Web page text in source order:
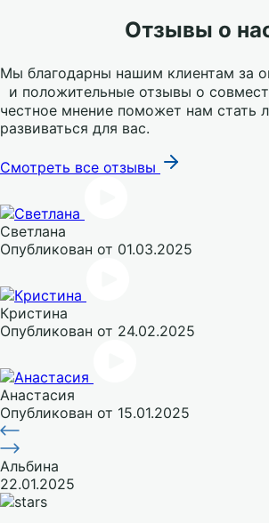
Отзывы о
Мы благодарны нашим клиентам за
и положительные отзывы о
честное мнение поможет нам стать
развиваться для вас.
Смотреть все отзывы
Светлана
Опубликован от 01.03.2025
Кристина
Опубликован от 24.02.2025
Анастасия
Опубликован от 15.01.2025
Альбина
22.01.2025